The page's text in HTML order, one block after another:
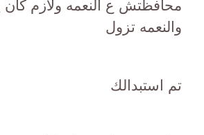
محافظتش ع النعمه ولازم
والنعمه تزول
تم استبدالك